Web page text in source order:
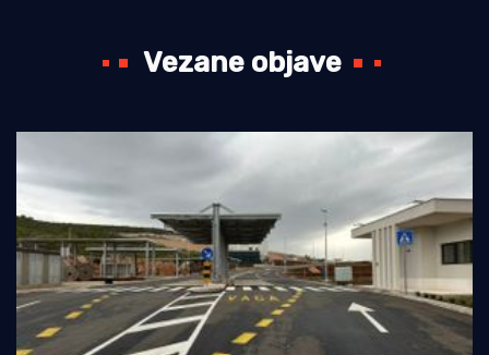
Vezane objave